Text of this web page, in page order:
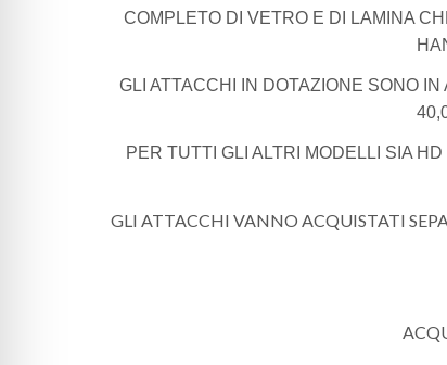
COMPLETO DI VETRO E DI LAMINA
GLI ATTACCHI IN DOTAZIONE SONO
PER TUTTI GLI ALTRI MODELLI SIA
GLI ATTACCHI VANNO ACQUISTATI